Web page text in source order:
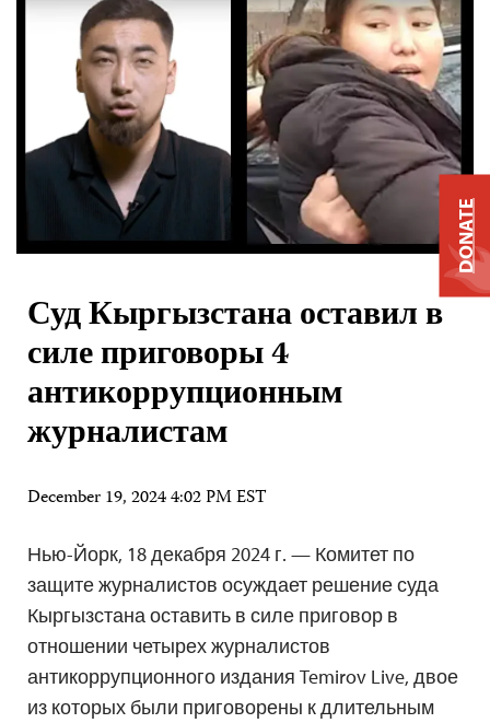
Суд Кыргызстана оставил в
силе приговоры 4
антикоррупционным
журналистам
December 19, 2024 4:02 PM EST
Нью-Йорк, 18 декабря 2024 г. — Комитет по
защите журналистов осуждает решение суда
Кыргызстана оставить в силе приговор в
отношении четырех журналистов
антикоррупционного издания Temirov Live, двое
из которых были приговорены к длительным
DONATE